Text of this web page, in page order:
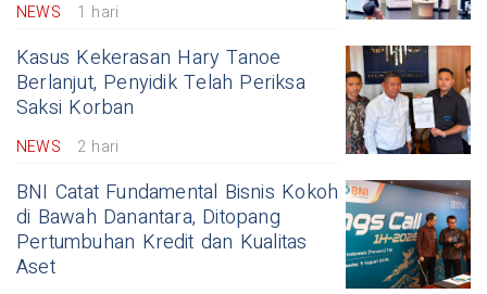
NEWS 1 hari
Kasus Kekerasan Hary Tanoe
Berlanjut, Penyidik Telah Periksa
Saksi Korban
NEWS 2 hari
BNI Catat Fundamental Bisnis Kokoh
di Bawah Danantara, Ditopang
Pertumbuhan Kredit dan Kualitas
Aset